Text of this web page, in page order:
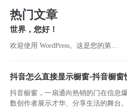
热门文章
世界，您好！
欢迎使用 WordPress。这是您的第…
抖音怎么直接显示橱窗-抖音橱窗
抖音橱窗，一扇通向热销的门在信息
数创作者展示才华、分享生活的舞台